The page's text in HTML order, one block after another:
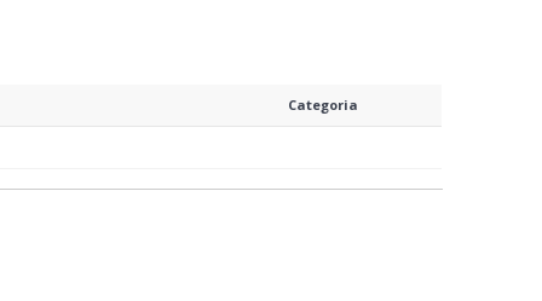
Categoria